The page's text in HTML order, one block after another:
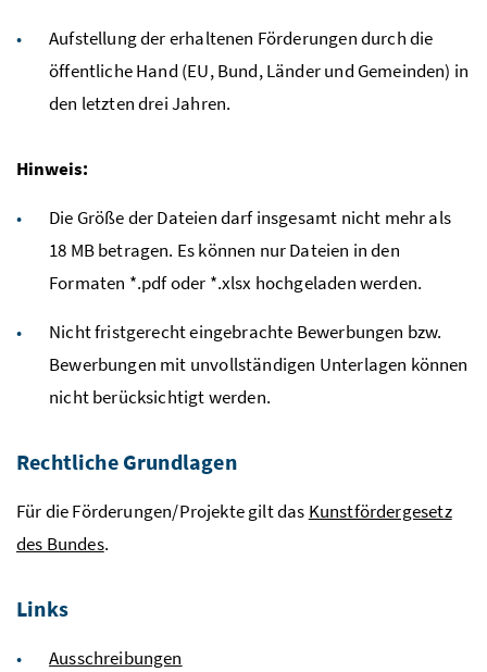
Aufstellung der erhaltenen Förderungen durch die
öffentliche Hand (EU, Bund, Länder und Gemeinden) in
den letzten drei Jahren.
Hinweis:
Die Größe der Dateien darf insgesamt nicht mehr als
18 MB betragen. Es können nur Dateien in den
Formaten *.pdf oder *.xlsx hochgeladen werden.
Nicht fristgerecht eingebrachte Bewerbungen bzw.
Bewerbungen mit unvollständigen Unterlagen können
nicht berücksichtigt werden.
Rechtliche Grundlagen
Für die Förderungen/Projekte gilt das Kunstfördergesetz
des Bundes.
Links
Ausschreibungen